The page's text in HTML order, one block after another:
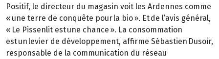
Positif, le directeur du magasin voit les Ardennes comme
« une terre de conquête pour la bio ». Et de l’avis général,
« Le Pissenlit est une chance ». La consommation
est un levier de développement, affirme Sébastien Dusoir,
responsable de la communication du réseau